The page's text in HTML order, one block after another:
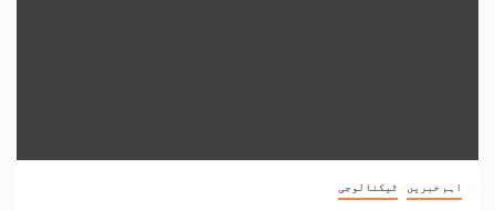
اہم خبریں ٹیکنالوجی